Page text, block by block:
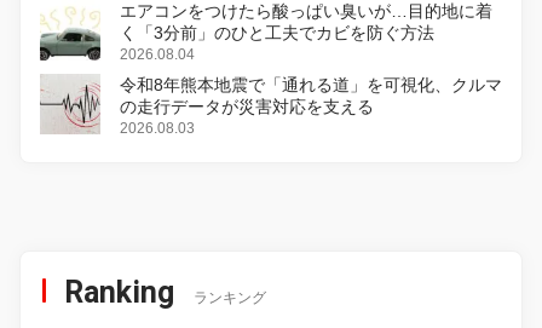
エアコンをつけたら酸っぱい臭いが…目的地に着
く「3分前」のひと工夫でカビを防ぐ方法
2026.08.04
令和8年熊本地震で「通れる道」を可視化、クルマ
の走行データが災害対応を支える
2026.08.03
Ranking ランキング